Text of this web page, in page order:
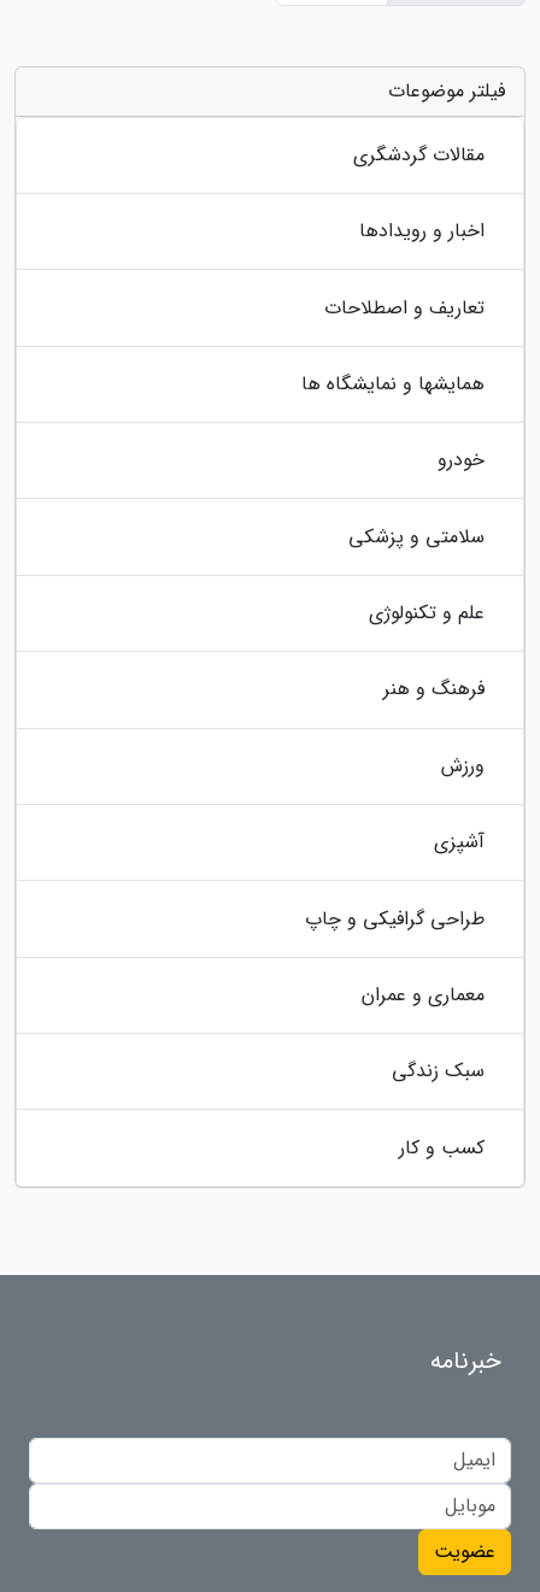
فیلتر موضوعات
مقالات گردشگری
اخبار و رویدادها
تعاریف و اصطلاحات
همایشها و نمایشگاه ها
خودرو
سلامتی و پزشکی
علم و تکنولوژی
فرهنگ و هنر
ورزش
آشپزی
طراحی گرافیکی و چاپ
معماری و عمران
سبک زندگی
کسب و کار
خبرنامه
عضویت